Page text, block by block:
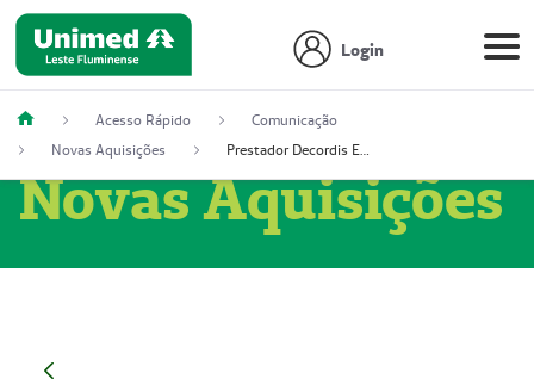
Login
Acesso Rápido
Comunicação
Novas Aquisições
Prestador Decordis Exames Cardiológicos LTDA (51004346-0)
Novas Aquisições